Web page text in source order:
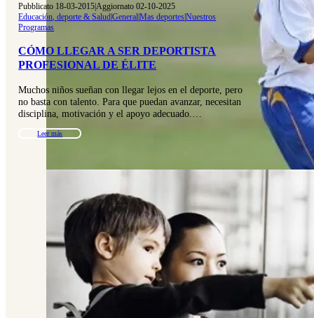
Pubblicato 18-03-2015|Aggiornato 02-10-2025
Educación, deporte & Salud|General|Mas deportes|Nuestros
Programas
CÓMO LLEGAR A SER DEPORTISTA
PROFESIONAL DE ÉLITE
Muchos niños sueñan con llegar lejos en el deporte, pero
no basta con talento. Para que puedan avanzar, necesitan
disciplina, motivación y el apoyo adecuado.…
Leer más